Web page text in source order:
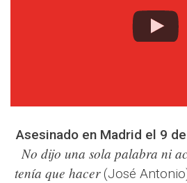
Asesinado en Madrid el 9
No dijo una sola palabra ni
tenía que hacer(José